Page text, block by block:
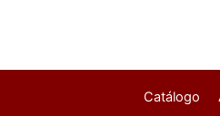
Catálogo